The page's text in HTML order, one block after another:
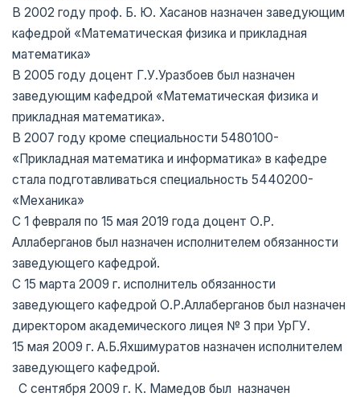
В 2002 году проф. Б. Ю. Хасанов назначен заведующим
кафедрой «Математическая физика и прикладная
математика»
В 2005 году доцент Г.У.Уразбоев был назначен
заведующим кафедрой «Математическая физика и
прикладная математика».
В 2007 году кроме специальности 5480100-
«Прикладная математика и информатика» в кафедре
стала подготавливаться специальность 5440200-
«Механика»
С 1 февраля по 15 мая 2019 года доцент О.Р.
Аллаберганов был назначен исполнителем обязанности
заведующего кафедрой.
С 15 марта 2009 г. исполнитель обязанности
заведующего кафедрой О.Р.Аллаберганов был назначен
директором академического лицея № 3 при УрГУ.
15 мая 2009 г. А.Б.Яхшимуратов назначен исполнителем
заведующего кафедрой.
С сентября 2009 г. К. Мамедов был назначен